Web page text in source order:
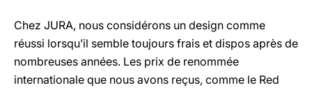
Chez JURA, nous considérons un design comme
réussi lorsqu’il semble toujours frais et dispos après de
nombreuses années. Les prix de renommée
internationale que nous avons reçus, comme le Red